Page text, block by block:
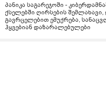
პანიკა საგარეჯოში -
ქსელებში ღირსების
გავრცელებით ემუქრება,
ჰყვებიან დაზარალებულები